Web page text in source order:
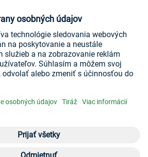
podmienky
osobných údajov
Navštívte nás na